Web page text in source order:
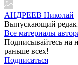
АНДРЕЕВ Николай
Выпускающий
Все материалы
Подписывайтесь на
раньше всех!
Подписаться